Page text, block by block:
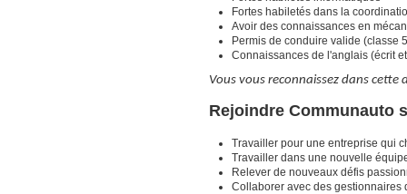
Fortes habiletés dans la
Avoir des connaissances en
Permis de conduire valide (classe
Connaissances de l'anglais (écrit
Vous vous reconnaissez dans cette
Rejoindre Communauto
Travailler pour une entreprise qui
Travailler dans une nouvelle
Relever de nouveaux défis
Collaborer avec des gestionnaires